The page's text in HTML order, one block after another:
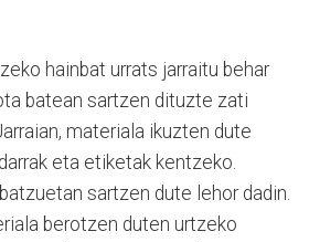
hainbat urrats jarraitu behar
batean sartzen dituzte zati
materiala ikuzten dute
eta etiketak kentzeko.
sartzen dute lehor dadin.
berotzen duten urtzeko